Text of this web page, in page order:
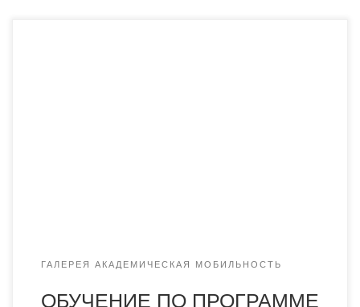
ГАЛЕРЕЯ АКАДЕМИЧЕСКАЯ МОБИЛЬНОСТЬ
ОБУЧЕНИЕ ПО ПРОГРАММЕ